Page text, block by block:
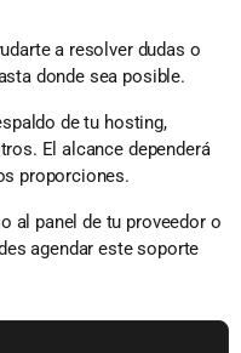
a resolver dudas o
donde sea posible.
de tu hosting,
El alcance dependerá
proporciones.
al panel de tu proveedor o
agendar este soporte